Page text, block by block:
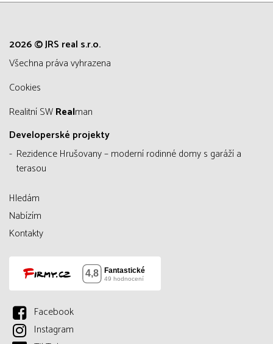
2026 © JRS real s.r.o.
všechna práva vyhrazena
Cookies
Realitní SWRealman
Developerské projekty
Rezidence Hrušovany – moderní rodinné domy s garáží a
terasou
Hledám
Nabízím
Kontakty
Facebook
Instagram